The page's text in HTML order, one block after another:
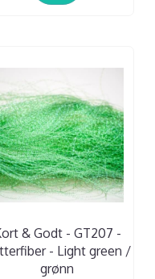
& Godt - GT207 -
- Light green /
grønn